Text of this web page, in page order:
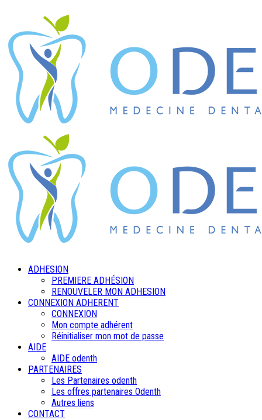
ADHESION
PREMIERE ADHÉSION
RENOUVELER MON ADHESION
CONNEXION ADHERENT
CONNEXION
Mon compte adhérent
Réinitialiser mon mot de passe
AIDE
AIDE odenth
PARTENAIRES
Les Partenaires odenth
Les offres partenaires Odenth
Autres liens
CONTACT